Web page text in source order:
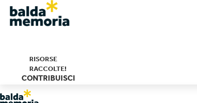
Skip
content
RISORSE
RACCOLTE!
CONTRIBUISCI